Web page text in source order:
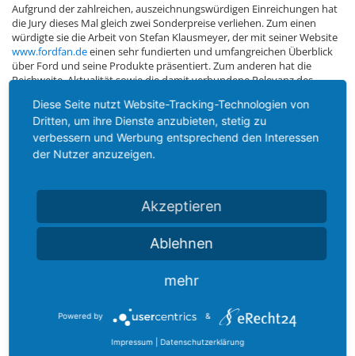
Aufgrund der zahlreichen, auszeichnungswürdigen Einreichungen hat
die Jury dieses Mal gleich zwei Sonderpreise verliehen. Zum einen
würdigte sie die Arbeit von Stefan Klausmeyer, der mit seiner Website
www.fordfan.deeinen sehr fundierten und umfangreichen Überblick
über Ford und seine Produkte präsentiert. Zum anderen hat die
Reichweite, Aktualität sowie die damit verbundene Relevanz des
Sonderpreis zu verleihen.
DIE PREISVERLEIHUNG
stattfinden. Den vier Siegern sowie den beiden Gewinnern der
Sonderpreise gehen persönliche Einladungen zu.
Insgesamt gingen beim diesjährigen Ford FanAward 139 Bewerbungen
in vier Kategorien ein, darunter 29 Clubs, 25 Communities sowie Fotos
Moment“. Die Zahl der eingereichten Bewerbungen überstieg damit
vom 1. bis zum 31. Oktober für ihre jeweiligen Favoriten ab; nach 4.390
in 2012 und knapp 3.000 im Jahre 2010 ein neuer Rekord.
Diese Seite nutzt Website-Tracking-Technologien von
Dritten, um ihre Dienste anzubieten, stetig zu
verbessern und Werbung entsprechend den Interessen
der Nutzer anzuzeigen.
Akzeptieren
Ablehnen
mehr
Powered by &
Impressum Datenschutzerklärung